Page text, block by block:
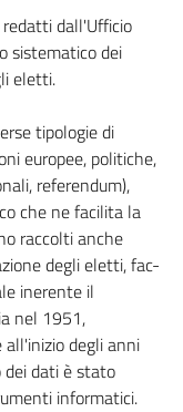
dall'Ufficio
sistematico dei
eletti.
tipologie di
europee, politiche,
referendum),
che ne facilita la
raccolti anche
degli eletti, fac-
inerente il
nel 1951,
degli anni
dati è stato
informatici.